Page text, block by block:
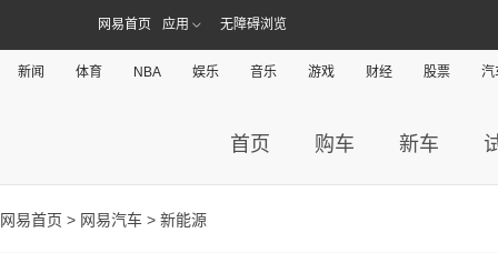
网易首页 应用 无障碍浏览
新闻 体育 NBA 娱乐 音乐 游戏 财经 股票 汽
首页 购车 新车
网易首页 > 网易汽车 > 新能源